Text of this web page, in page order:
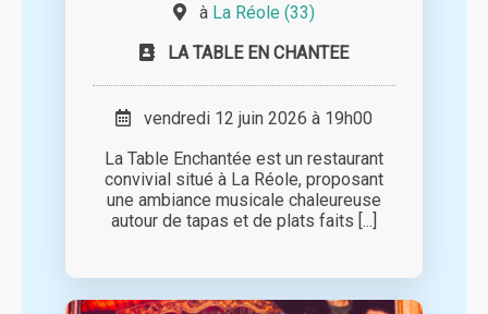
à La Réole (33)
LA TABLE EN CHANTEE
vendredi 12 juin 2026 à 19h00
La Table Enchantée est un restaurant
convivial situé à La Réole, proposant
une ambiance musicale chaleureuse
autour de tapas et de plats faits [...]